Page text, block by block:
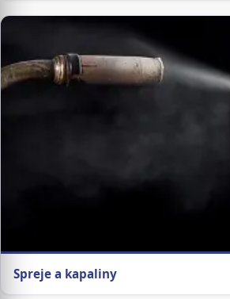
Spreje a kapaliny